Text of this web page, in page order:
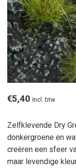
€5,40 Incl. btw
Zelfklevende Dry
donkergroene en
creëren een sfeer
maar levendige